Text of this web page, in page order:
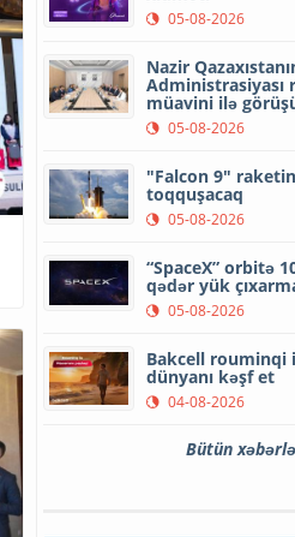
05-08-2026
Nazir
Administrasiyası
müavini ilə
05-08-2026
"Falcon 9"
toqquşacaq
05-08-2026
“SpaceX” orbitə
qədər yük
05-08-2026
Bakcell rouminqi
dünyanı kəşf et
04-08-2026
Bütün